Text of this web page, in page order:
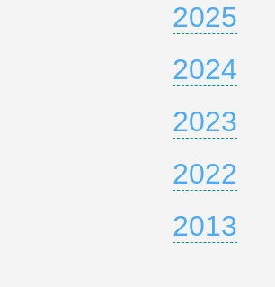
2025
2024
2023
2022
2013